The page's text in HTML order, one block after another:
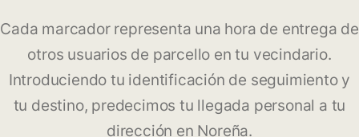
Cada marcador representa una hora de entrega de
otros usuarios de parcello en tu vecindario.
Introduciendo tu identificación de seguimiento y
tu destino, predecimos tu llegada personal a tu
dirección en Noreña.